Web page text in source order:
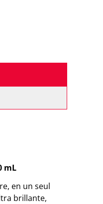
mL
en un seul
brillante,